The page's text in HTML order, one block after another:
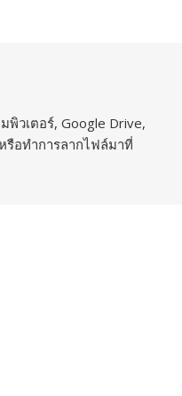
พิวเตอร์, Google Drive,
รือทำการลากไฟล์มาที่